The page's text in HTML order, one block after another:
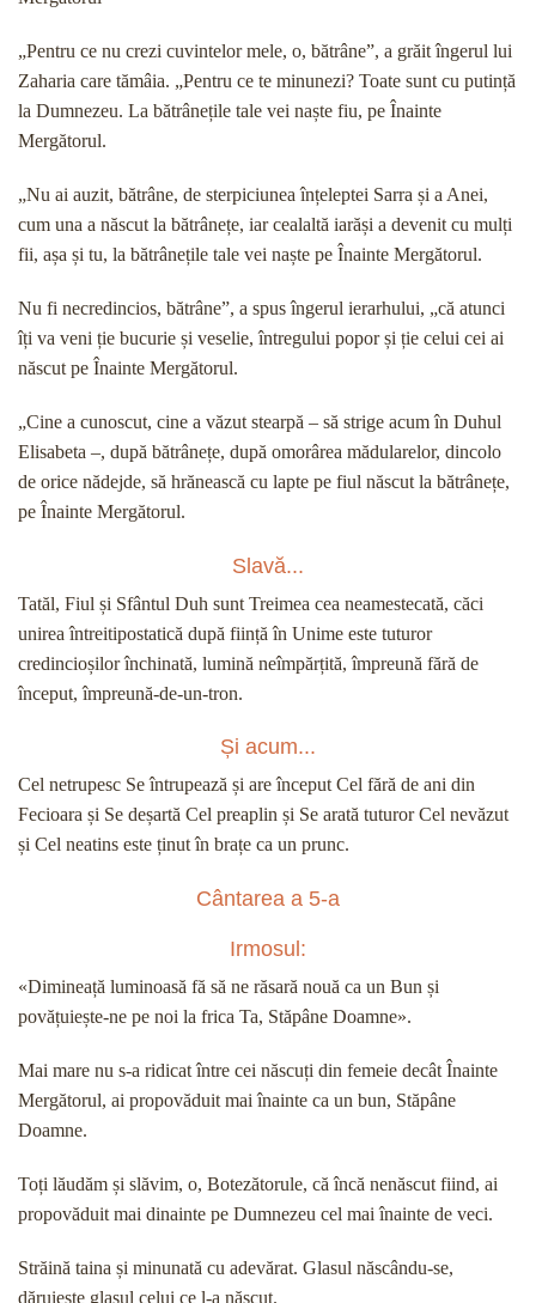
„Pentru ce nu crezi cuvintelor mele, o, bătrâne”, a grăit îngerul lui
Zaharia care tămâia. „Pentru ce te minunezi? Toate sunt cu putință
la Dumnezeu. La bătrânețile tale vei naște fiu, pe Înainte
Mergătorul.
„Nu ai auzit, bătrâne, de sterpiciunea înțeleptei Sarra și a Anei,
cum una a născut la bătrânețe, iar cealaltă iarăși a devenit cu mulți
fii, așa și tu, la bătrânețile tale vei naște pe Înainte Mergătorul.
Nu fi necredincios, bătrâne”, a spus îngerul ierarhului, „că atunci
îți va veni ție bucurie și veselie, întregului popor și ție celui cei ai
născut pe Înainte Mergătorul.
„Cine a cunoscut, cine a văzut stearpă – să strige acum în Duhul
Elisabeta –, după bătrânețe, după omorârea mădularelor, dincolo
de orice nădejde, să hrănească cu lapte pe fiul născut la bătrânețe,
pe Înainte Mergătorul.
Slavă...
Tatăl, Fiul și Sfântul Duh sunt Treimea cea neamestecată, căci
unirea întreitipostatică după ființă în Unime este tuturor
credincioșilor închinată, lumină neîmpărțită, împreună fără de
început, împreună-de-un-tron.
Și acum...
Cel netrupesc Se întrupează și are început Cel fără de ani din
Fecioara și Se deșartă Cel preaplin și Se arată tuturor Cel nevăzut
și Cel neatins este ținut în brațe ca un prunc.
Cântarea a 5-a
Irmosul:
«Dimineață luminoasă fă să ne răsară nouă ca un Bun și
povățuiește-ne pe noi la frica Ta, Stăpâne Doamne».
Mai mare nu s-a ridicat între cei născuți din femeie decât Înainte
Mergătorul, ai propovăduit mai înainte ca un bun, Stăpâne
Doamne.
Toți lăudăm și slăvim, o, Botezătorule, că încă nenăscut fiind, ai
propovăduit mai dinainte pe Dumnezeu cel mai înainte de veci.
Străină taina și minunată cu adevărat. Glasul născându-se,
dăruiește glasul celui ce l-a născut.